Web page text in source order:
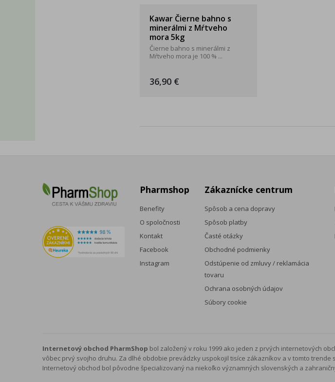
Kawar Čierne bahno s
minerálmi z Mŕtveho
mora 5kg
Čierne bahno s minerálmi z
Mŕtveho mora je 100 % ...
36,90 €
Pharmshop
Benefity
O spoločnosti
Kontakt
Facebook
Instagram
Zákaznícke centrum
Spôsob a cena dopravy
Spôsob platby
Časté otázky
Obchodné podmienky
Odstúpenie od zmluvy / reklamácia
tovaru
Ochrana osobných údajov
Súbory cookie
Internetový obchod PharmShop bol založený v roku 1999 ako jeden z prvých internetových
vôbec prvý svojho druhu. Za dlhé obdobie prevádzky uspokojil tisíce zákazníkov a v tomto trende
Internetový obchod bol pôvodne špecializovaný na niekoľko významných slovenských a